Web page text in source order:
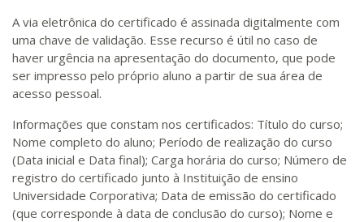
A via eletrônica do certificado é assinada digitalmente com
uma chave de validação. Esse recurso é útil no caso de
haver urgência na apresentação do documento, que pode
ser impresso pelo próprio aluno a partir de sua área de
acesso pessoal.
Informações que constam nos certificados: Título do curso;
Nome completo do aluno; Período de realização do curso
(Data inicial e Data final); Carga horária do curso; Número de
registro do certificado junto à Instituição de ensino
Universidade Corporativa; Data de emissão do certificado
(que corresponde à data de conclusão do curso); Nome e